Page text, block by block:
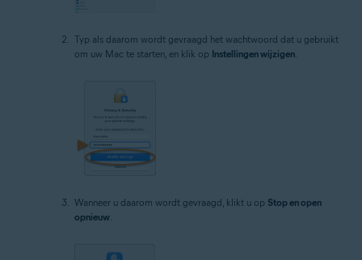
Typ als daarom wordt gevraagd het wachtwoord dat u gebruikt
om uw Mac te starten, en klik op Instellingen wijzigen.
Wanneer u daarom wordt gevraagd, klikt u op Stop en open
opnieuw.